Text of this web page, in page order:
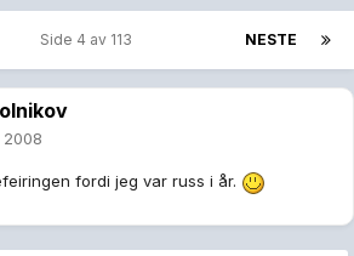
NESTE
Side 4 av 113
2008
fordi jeg var russ i år.